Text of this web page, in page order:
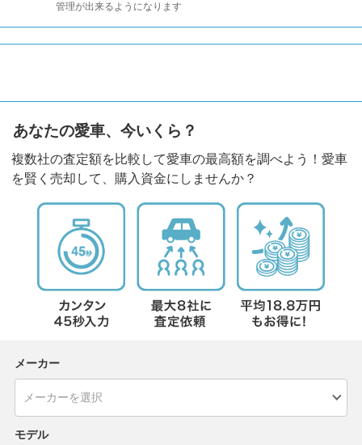
管理が出来るようになります
あなたの愛車、今いくら？
複数社の査定額を比較して愛車の最高額を調べよう！愛車
を賢く売却して、購入資金にしませんか？
メーカー
モデル